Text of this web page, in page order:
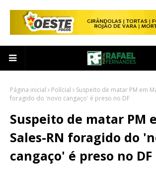
Página inicial Polícial
Suspeito de matar PM em
foragido do 'novo cangaço' é preso no DF
Suspeito de matar PM
Sales-RN foragido do
cangaço' é preso no DF